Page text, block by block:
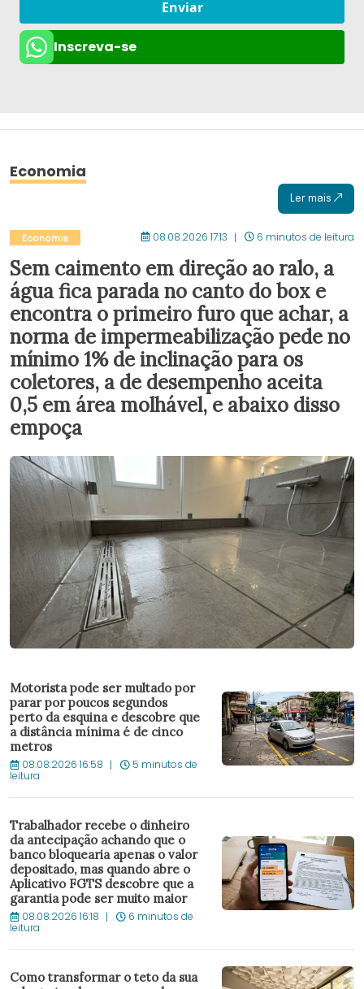
Enviar
Inscreva-se
Economia
Ler mais
Economia 08.08.2026 17:13 6 minutos de leitura
Sem caimento em direção ao ralo, a
água fica parada no canto do box e
encontra o primeiro furo que achar, a
norma de impermeabilização pede no
mínimo 1% de inclinação para os
coletores, a de desempenho aceita
0,5 em área molhável, e abaixo disso
empoça
Motorista pode ser multado por
parar por poucos segundos
perto da esquina e descobre que
a distância mínima é de cinco
metros
08.08.2026 16:58 5 minutos de
leitura
Trabalhador recebe o dinheiro
da antecipação achando que o
banco bloquearia apenas o valor
depositado, mas quando abre o
Aplicativo FGTS descobre que a
garantia pode ser muito maior
08.08.2026 16:18 6 minutos de
leitura
Como transformar o teto da sua